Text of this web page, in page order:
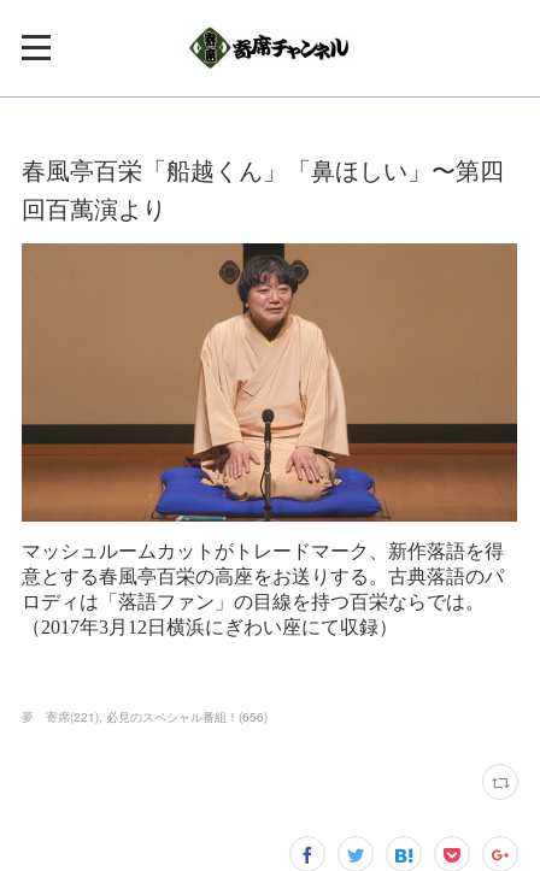
春風亭百栄「船越くん」「鼻ほしい」〜第四
回百萬演より
夢 寄席(221) 必見のスペシャル番組！ (656)